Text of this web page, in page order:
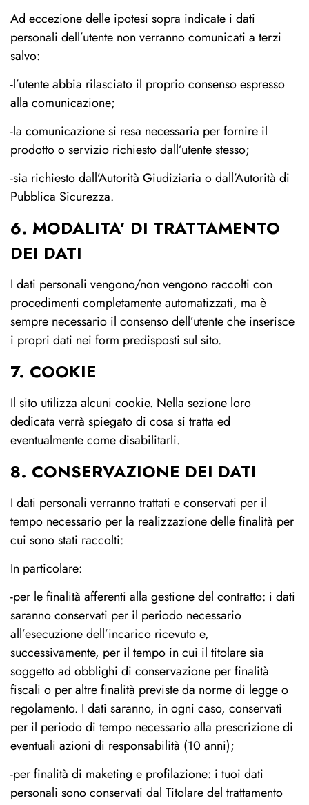
Ad eccezione delle ipotesi sopra indicate i dati
personali dell’utente non verranno comunicati a terzi
salvo:
-l’utente abbia rilasciato il proprio consenso espresso
alla comunicazione;
-la comunicazione si resa necessaria per fornire il
prodotto o servizio richiesto dall’utente stesso;
-sia richiesto dall’Autorità Giudiziaria o dall’Autorità di
Pubblica Sicurezza.
6. MODALITA’ DI TRATTAMENTO
DEI DATI
I dati personali vengono/non vengono raccolti con
procedimenti completamente automatizzati, ma è
sempre necessario il consenso dell’utente che inserisce
i propri dati nei form predisposti sul sito.
7. COOKIE
Il sito utilizza alcuni cookie. Nella sezione loro
dedicata verrà spiegato di cosa si tratta ed
eventualmente come disabilitarli.
8. CONSERVAZIONE DEI DATI
I dati personali verranno trattati e conservati per il
tempo necessario per la realizzazione delle finalità per
cui sono stati raccolti:
In particolare:
-per le finalità afferenti alla gestione del contratto: i dati
saranno conservati per il periodo necessario
all’esecuzione dell’incarico ricevuto e,
successivamente, per il tempo in cui il titolare sia
soggetto ad obblighi di conservazione per finalità
fiscali o per altre finalità previste da norme di legge o
regolamento. I dati saranno, in ogni caso, conservati
per il periodo di tempo necessario alla prescrizione di
eventuali azioni di responsabilità (10 anni);
-per finalità di maketing e profilazione: i tuoi dati
personali sono conservati dal Titolare del trattamento